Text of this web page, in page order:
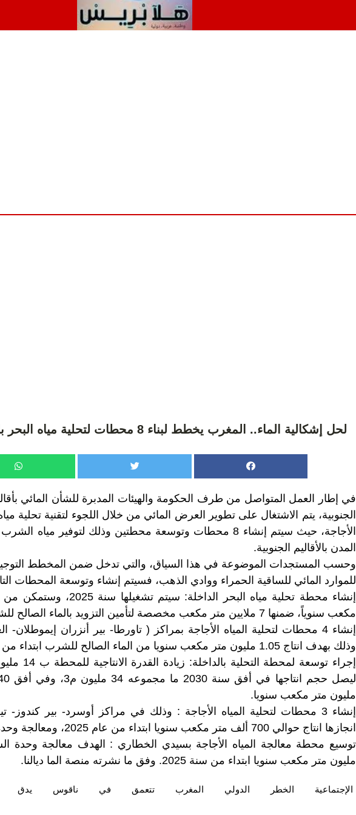
لحل إشكالية الماء.. المغرب يخطط لبناء 8 محطات لتحلية مياه البحر بالأقاليم الجنوبية
في إطار العمل المتواصل من طرف الحكومة والهيئات المدبرة للشأن المائي
الجنوبية، يتم الاشتغال على تطوير العرض المائي من خلال اللجوء لتقنية تحلية
الأجاجة، حيث سيتم إنشاء 8 محطات وتوسعة محطتين وذلك لتوفير
المدن بالأقاليم الجنوبية.
وحسب المستجدات الموضوعة في هذا السياق، والتي تدخل ضمن المخطط
للموارد المائي للساقية الحمراء ووادي الذهب، فسيتم إنشاء وتوسعة المحطات
مكعب سنوياً، ضمنها 7 ملايين متر مكعب مخصصة لتأمين التزويد بالماء الصالح للشرب للمدينة.
إنشاء 4 محطات لتحلية المياه الأجاجة بمراكز ( تاورطا- بير أنزران
وذلك بهدف انتاج 1.05 مليون متر مكعب سنويا من الماء الصالح للشرب ابتداء من سنة 2025.
إجراء توسعة
مليون متر مكعب سنويا.
إنشاء 3 محطات لتحلية المياه الأجاجة : وذلك في مراكز أوسرد- بير
انجازها انتاج حوالي 700 ألف متر مكعب سنويا ابتداء من عام 2025، ومعالجة وحدة أوسرد.
مليون متر مكعب سنويا ابتداء من سنة 2025. وفق ما نشرته منصة الما ديالنا.
الإجتماعية الخطر الدولي المغرب تتعمق في ناقوس يدق